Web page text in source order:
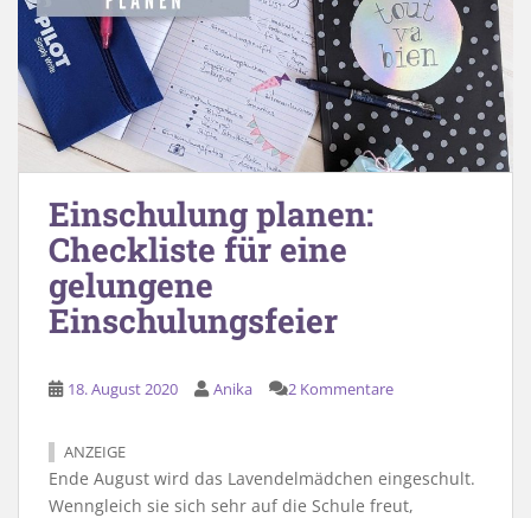
Einschulung planen:
Checkliste für eine
gelungene
Einschulungsfeier
18. August 2020 Anika 2 Kommentare
ANZEIGE
Ende August wird das Lavendelmädchen eingeschult.
Wenngleich sie sich sehr auf die Schule freut,